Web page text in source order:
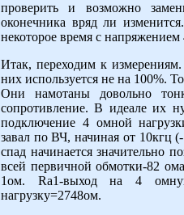
проверить и возможно
оконечника вряд ли
некоторое время с
Итак, переходим к
них используется не на 100%.
Они намотаны довольно
сопротивление. В идеале их
подключение 4 омной
завал по ВЧ, начиная от 10кгц
спад начинается значительно
всей первичной обмотки-82
1ом. Rа1-выход на 4
нагрузку=2748ом.